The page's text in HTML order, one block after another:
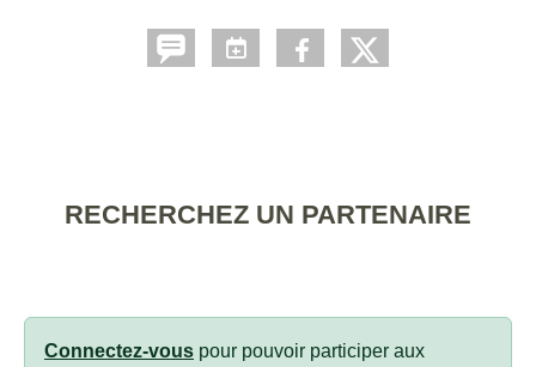
RECHERCHEZ UN PARTENAIRE
Connectez-vous pour pouvoir participer aux